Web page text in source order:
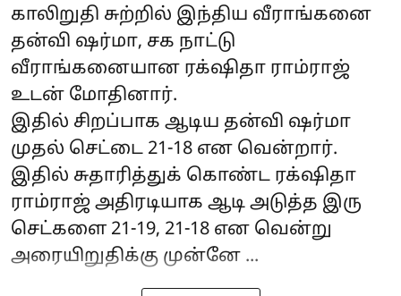
காலிறுதி சுற்றில் இந்திய வீராங்கனை
தன்வி ஷர்மா, சக நாட்டு
வீராங்கனையான ரக்‌ஷிதா ராம்ராஜ்
உடன் மோதினார்.
இதில் சிறப்பாக ஆடிய தன்வி ஷர்மா
முதல் செட்டை 21-18 என வென்றார்.
இதில் சுதாரித்துக் கொண்ட ரக்‌ஷிதா
ராம்ராஜ் அதிரடியாக ஆடி அடுத்த இரு
செட்களை 21-19, 21-18 என வென்று
அரையிறுதிக்கு முன்னே ...